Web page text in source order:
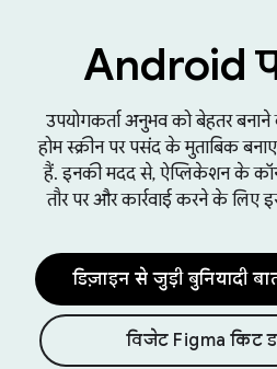
Android
उपयोगकर्ता अनुभव को बेहतर
होम स्क्रीन पर पसंद के मुताबिक
हैं. इनकी मदद से, ऐप्लिकेशन के
तौर पर और कार्रवाई करने के लिए
डिज़ाइन से जुड़ी बुनियादी
विजेट Figma किट